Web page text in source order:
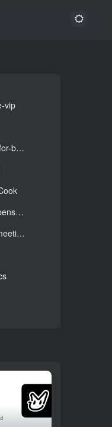
vip
3.microsoft / ai-agents-for-beginners
6.jlevy / og-equity-compensation
7.Zackriya-Solutions / meeting-minutes
vip
3.microsoft / ai-agents-for-beginners
6.jlevy / og-equity-compensation
7.Zackriya-Solutions / meeting-minutes